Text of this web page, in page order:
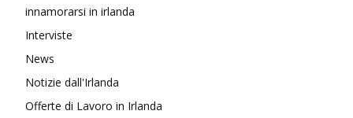
innamorarsi in irlanda
Interviste
News
Notizie dall'Irlanda
Offerte di Lavoro in Irlanda